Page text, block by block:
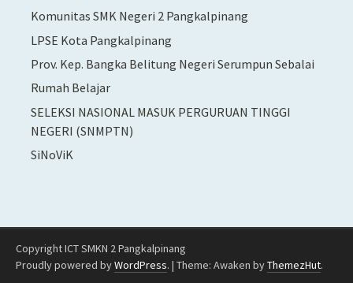
Komunitas SMK Negeri 2 Pangkalpinang
LPSE Kota Pangkalpinang
Prov. Kep. Bangka Belitung Negeri Serumpun Sebalai
Rumah Belajar
SELEKSI NASIONAL MASUK PERGURUAN TINGGI
NEGERI (SNMPTN)
SiNoViK
Copyright ICT SMKN 2 Pangkalpinang
Proudly powered byWordPress. | Theme: Awaken byThemezHut.